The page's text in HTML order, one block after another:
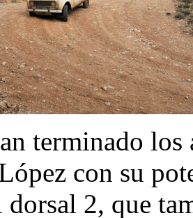
terminado
con su
2, que